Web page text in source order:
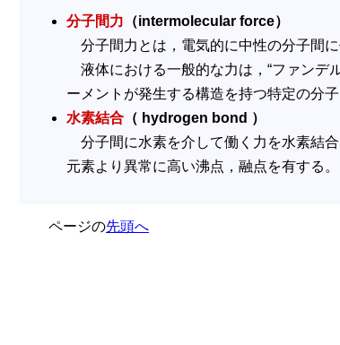
分子間力 （intermolecular force）
分子間力とは，電気的に中性の分子間
液体における一般的な力は，“ファンデ
ーメントが発生する構造を持つ特定の分
水素結合 （ hydrogen bond ）
分子間に水素を介して働く力を水素結
元素より異常に高い沸点，融点を有する
ページの先頭へ